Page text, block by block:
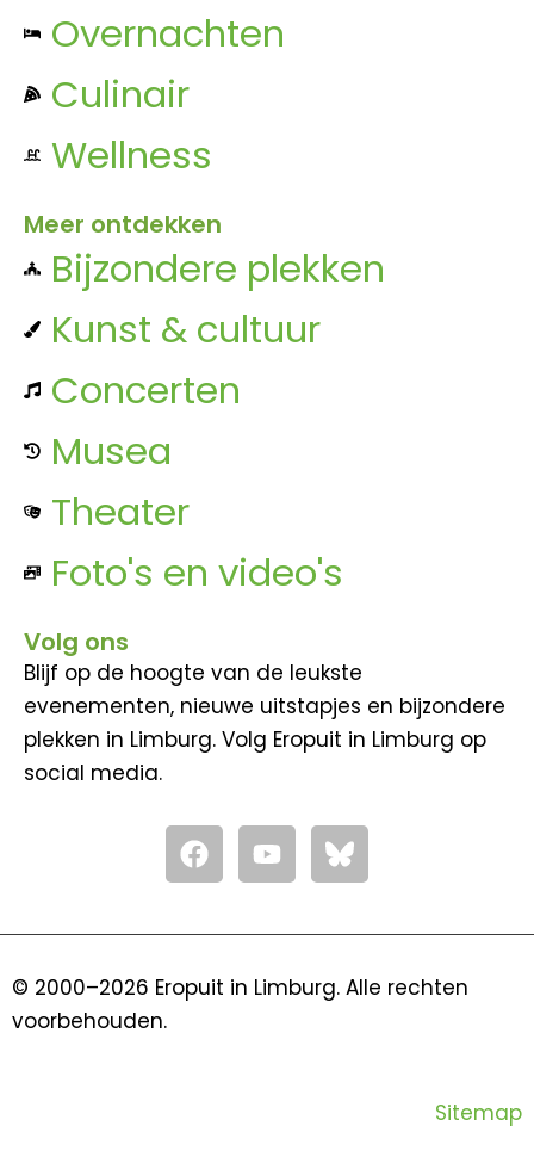
Overnachten
Culinair
Wellness
Meer ontdekken
Bijzondere plekken
Kunst & cultuur
Concerten
Musea
Theater
Foto's en video's
Volg ons
Blijf op de hoogte van de leukste
evenementen, nieuwe uitstapjes en bijzondere
plekken in Limburg. Volg Eropuit in Limburg op
social media.
F
a
c
o
Y
o
u
b
© 2000–2026 Eropuit in Limburg. Alle rechten
voorbehouden.
Sitemap